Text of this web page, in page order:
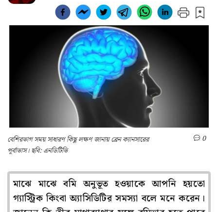
বেশিরভাগ সময় সাধারণ কিছু লক্ষণ জানায় ব্রেন ক্যানসারের
পূর্বাভাস। ছবি: এনডিটিভি
0
মাঝে মাঝে বমি অনুভূত হওয়াকে আপনি হয়তো
গ্যাস্ট্রিক কিংবা অ্যাসিডিটির সমস্যা বলে মনে করেন।